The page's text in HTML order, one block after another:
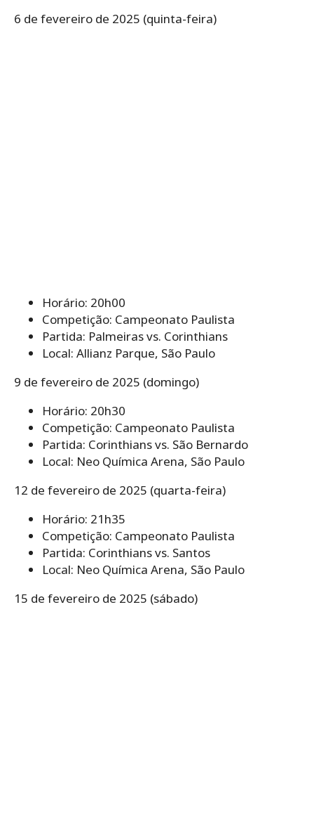
6 de fevereiro de 2025 (quinta-feira)
Horário: 20h00
Competição: Campeonato Paulista
Partida: Palmeiras vs. Corinthians
Local: Allianz Parque, São Paulo
9 de fevereiro de 2025 (domingo)
Horário: 20h30
Competição: Campeonato Paulista
Partida: Corinthians vs. São Bernardo
Local: Neo Química Arena, São Paulo
12 de fevereiro de 2025 (quarta-feira)
Horário: 21h35
Competição: Campeonato Paulista
Partida: Corinthians vs. Santos
Local: Neo Química Arena, São Paulo
15 de fevereiro de 2025 (sábado)